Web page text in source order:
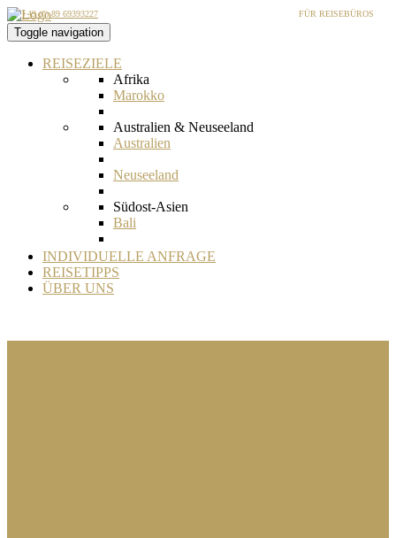
+49 (0) 89 69393227 FÜR REISEBÜROS
Toggle navigation
REISEZIELE
Afrika
Marokko
Australien & Neuseeland
Australien
Neuseeland
Südost-Asien
Bali
Bangladesch
INDIVIDUELLE ANFRAGE
REISETIPPS
ÜBER UNS